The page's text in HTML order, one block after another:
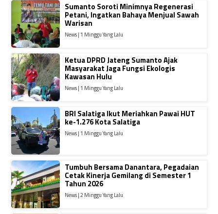
Sumanto Soroti Minimnya Regenerasi
Petani, Ingatkan Bahaya Menjual Sawah
Warisan
News | 1 Minggu Yang Lalu
Ketua DPRD Jateng Sumanto Ajak
Masyarakat Jaga Fungsi Ekologis
Kawasan Hulu
News | 1 Minggu Yang Lalu
BRI Salatiga Ikut Meriahkan Pawai HUT
ke-1.276 Kota Salatiga
News | 1 Minggu Yang Lalu
Tumbuh Bersama Danantara, Pegadaian
Cetak Kinerja Gemilang di Semester 1
Tahun 2026
News | 2 Minggu Yang Lalu